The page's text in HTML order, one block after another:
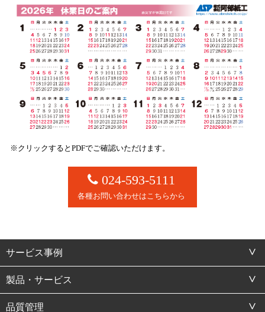
※クリックするとPDFでご確認いただけます。
024-593-5111
各種お問い合わせはこちらから
サービス事例
製品・サービス
品質管理